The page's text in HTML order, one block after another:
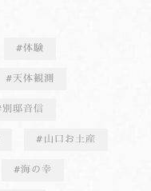
体験
天体観測
別邸音信
山口お土産
海の幸